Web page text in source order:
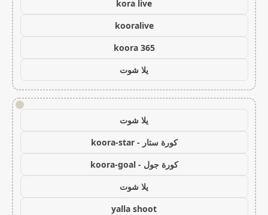
kora live
kooralive
koora 365
يلا شوت
!
يلا شوت
كورة ستار - koora-star
كورة جول - koora-goal
يلا شوت
yalla shoot